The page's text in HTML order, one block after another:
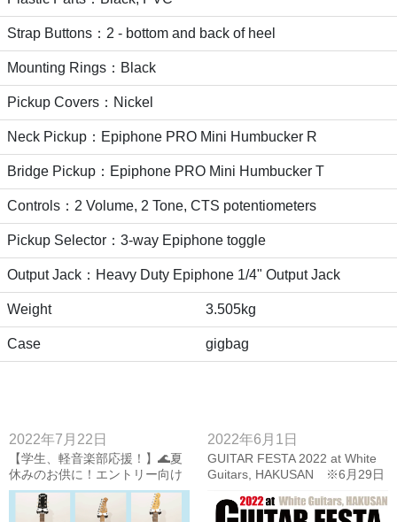
Strap Buttons：2 - bottom and back of heel
Mounting Rings：Black
Pickup Covers：Nickel
Neck Pickup：Epiphone PRO Mini Humbucker R
Bridge Pickup：Epiphone PRO Mini Humbucker T
Controls：2 Volume, 2 Tone, CTS potentiometers
Pickup Selector：3-way Epiphone toggle
Output Jack：Heavy Duty Epiphone 1/4" Output Jack
Weight 3.505kg
Case gigbag
2022年7月22日
【学生、軽音楽部応援！】🌊夏
休みのお供に！エントリー向け
ギター、ベースご紹介🎸【夏音
2022】
2022年6月1日
GUITAR FESTA 2022 at White
Guitars, HAKUSAN ※6月29日